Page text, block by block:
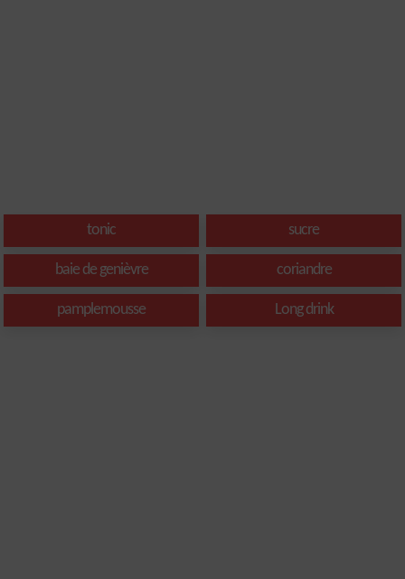
tonic sucre
baie de genièvre coriandre
pamplemousse Long drink